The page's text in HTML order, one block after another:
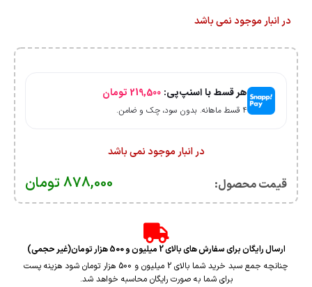
در انبار موجود نمی باشد
هر قسط با اسنپ‌پی: 219,500 تومان
۴ قسط ماهانه. بدون سود، چک و ضامن.
در انبار موجود نمی باشد
قیمت محصول:​ 878,000تومان
ارسال رایگان برای سفارش های بالای 2 میلیون و 500 هزار تومان(غیر حجمی)
چنانچه جمع سبد خرید شما بالای 2 میلیون و 500 هزار تومان شود هزینه پست
برای شما به صورت رایگان محاسبه خواهد شد.